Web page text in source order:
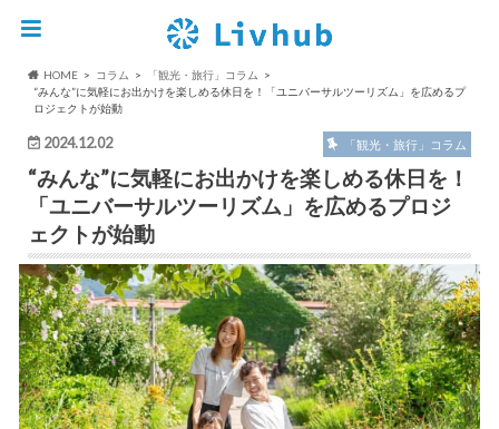
HOME コラム
「観光・旅行」コラム
“みんな”に気軽にお出かけを楽しめる休日を！「ユニバーサルツーリズム」を広めるプ
ロジェクトが始動
2024.12.02 「観光・旅行」コラム
“みんな”に気軽にお出かけを楽しめる休日を！
「ユニバーサルツーリズム」を広めるプロジ
ェクトが始動